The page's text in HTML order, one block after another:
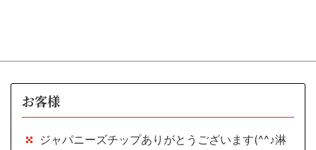
お客様
ジャパニーズチップありがとうございます(^^♪淋